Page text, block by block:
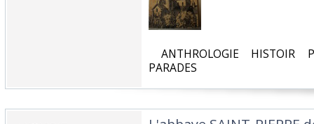
ANTHROLOGIE HISTOIR
PARADES‎